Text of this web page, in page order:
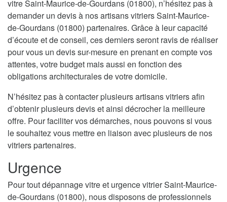
vitre Saint-Maurice-de-Gourdans (01800), n’hésitez pas à
demander un devis à nos artisans vitriers Saint-Maurice-
de-Gourdans (01800) partenaires. Grâce à leur capacité
d’écoute et de conseil, ces derniers seront ravis de réaliser
pour vous un devis sur-mesure en prenant en compte vos
attentes, votre budget mais aussi en fonction des
obligations architecturales de votre domicile.
N’hésitez pas à contacter plusieurs artisans vitriers afin
d’obtenir plusieurs devis et ainsi décrocher la meilleure
offre. Pour faciliter vos démarches, nous pouvons si vous
le souhaitez vous mettre en liaison avec plusieurs de nos
vitriers partenaires.
Urgence
Pour tout dépannage vitre et urgence vitrier Saint-Maurice-
de-Gourdans (01800), nous disposons de professionnels